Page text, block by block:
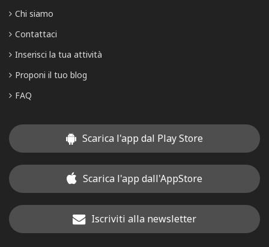
Chi siamo
Contattaci
Inserisci la tua attività
Proponi il tuo blog
FAQ
Scarica l'app dal Play Store
Scarica l'app dall'AppStore
Iscriviti alla newsletter